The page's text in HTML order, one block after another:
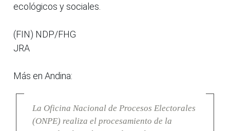
ecológicos y sociales.
(FIN) NDP/FHG
JRA
Más en Andina:
La Oficina Nacional de Procesos Electorales
(ONPE) realiza el procesamiento de la